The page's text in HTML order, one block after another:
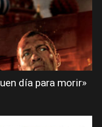
día para morir»